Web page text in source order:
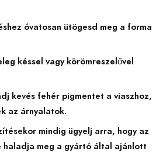
óvatosan ütögesd meg a forma
késsel vagy körömreszelővel
kevés fehér pigmentet a viaszhoz,
az árnyalatok.
mindig ügyelj arra, hogy az
haladja meg a gyártó által ajánlott